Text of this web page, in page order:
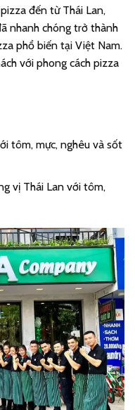
đến từ Thái Lan,
nhanh chóng trở thành
phổ biến tại Việt Nam.
với phong cách pizza
tôm, mực, nghêu và sốt
vị Thái Lan với tôm,